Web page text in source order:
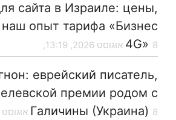
сайта в Израиле: цены,
опыт тарифа «Бизнес
4G» 8 אוגוסט 2026, 13:19,
еврейский писатель,
премии родом с
Галичины (Украина) 8 אוגוסט 2026, 12:58,